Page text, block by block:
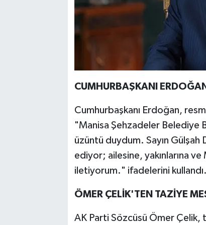
CUMHURBAŞKANI
Cumhurbaşkanı Erdoğan,
"Manisa Şehzadeler Belediye
üzüntü duydum. Sayın Gülşah
ediyor; ailesine, yakınlarına ve
iletiyorum." ifadelerini kullandı.
ÖMER ÇELİK'TEN TAZİYE
AK Parti Sözcüsü Ömer Çelik,